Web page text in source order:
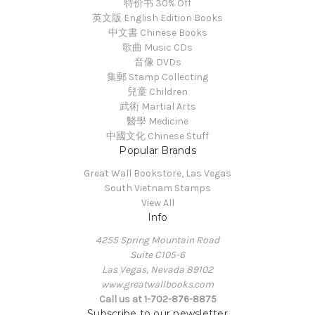
特价书 30% Off
英文版 English Edition Books
中文書 Chinese Books
歌曲 Music CDs
音像 DVDs
集郵 Stamp Collecting
兒童 Children
武術 Martial Arts
醫學 Medicine
中國文化 Chinese Stuff
Popular Brands
Great Wall Bookstore, Las Vegas
South Vietnam Stamps
View All
Info
4255 Spring Mountain Road
Suite C105-6
Las Vegas, Nevada 89102
www.greatwallbooks.com
Call us at 1-702-876-8875